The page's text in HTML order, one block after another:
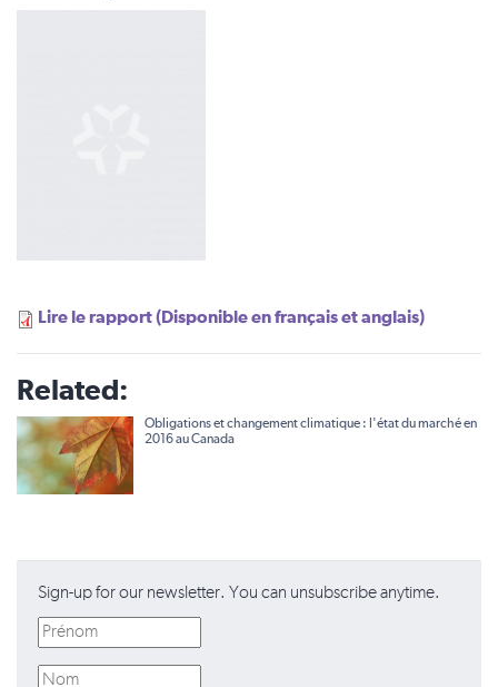
Lire le rapport (Disponible en français et anglais)
Related:
Obligations et changement climatique : l'état du marché en
2016 au Canada
Sign-up for our newsletter. You can unsubscribe anytime.